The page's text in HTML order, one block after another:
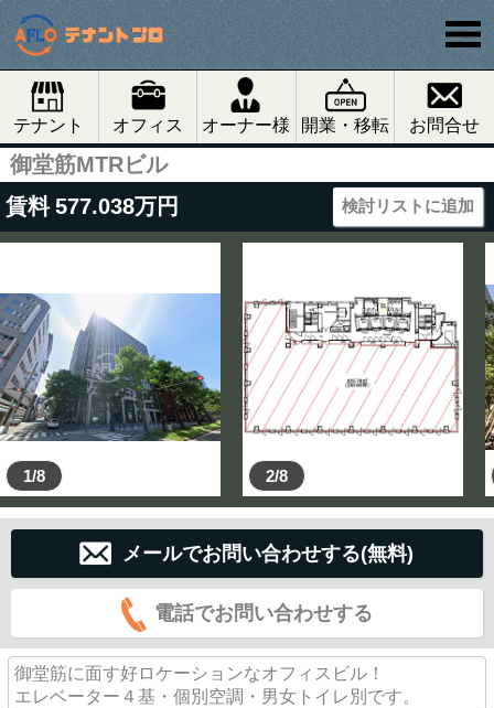
テナント オフィス オーナー様 開業・移転 お問合せ
御堂筋MTRビル
賃料 577.038万円 検討リストに追加
1/8 2/8
メールでお問い合わせする(無料)
電話でお問い合わせする
御堂筋に面す好ロケーションなオフィスビル！
エレベーター４基・個別空調・男女トイレ別です。